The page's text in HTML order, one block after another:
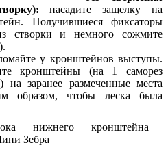
насадите защелку на
Получившиеся фиксаторы
створки и немного сожмите
у кронштейнов выступы.
кронштейны (на 1 саморез
заранее размеченные места
образом, чтобы леска была